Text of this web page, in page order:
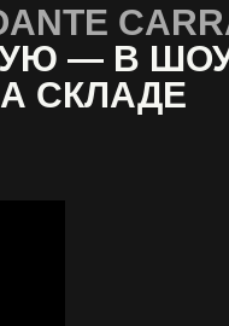
— В
СКЛАДЕ